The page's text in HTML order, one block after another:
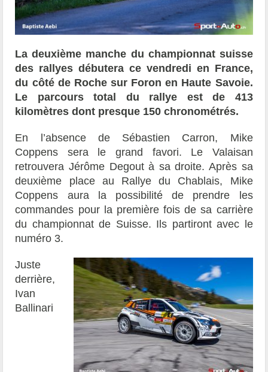
La deuxième manche du championnat suisse
des rallyes débutera ce vendredi en France,
du côté de Roche sur Foron en Haute Savoie.
Le parcours total du rallye est de 413
kilomètres dont presque 150 chronométrés.
En l’absence de Sébastien Carron, Mike
Coppens sera le grand favori. Le Valaisan
retrouvera Jérôme Degout à sa droite. Après sa
deuxième place au Rallye du Chablais, Mike
Coppens aura la possibilité de prendre les
commandes pour la première fois de sa carrière
du championnat de Suisse. Ils partiront avec le
numéro 3.
Juste
derrière,
Ivan
Ballinari